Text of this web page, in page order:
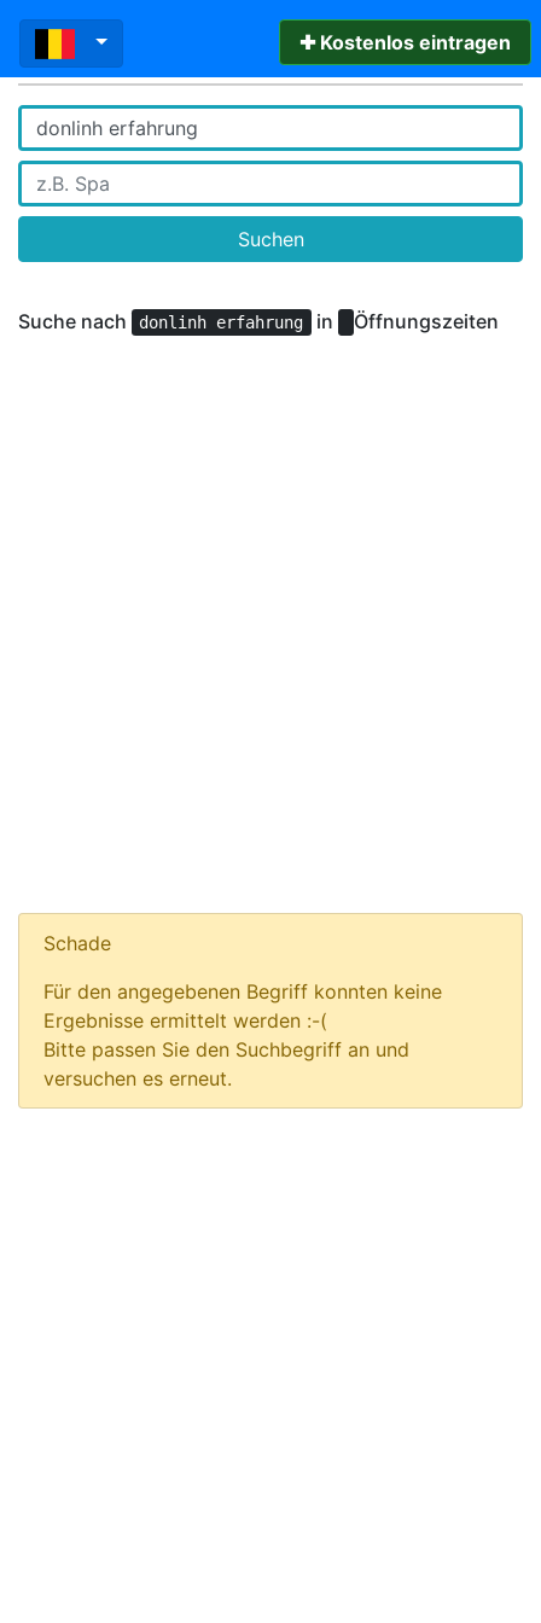
✚ Kostenlos eintragen
Suchen
Suche nach donlinh erfahrung in Öffnungszeiten
Schade
Für den angegebenen Begriff konnten keine
Ergebnisse ermittelt werden :-(
Bitte passen Sie den Suchbegriff an und
versuchen es erneut.